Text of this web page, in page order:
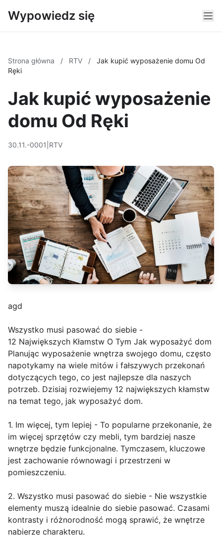
Wypowiedz się
Strona główna / RTV /
Jak kupić wyposażenie domu Od
Ręki
Jak kupić wyposażenie
domu Od Ręki
30.11.-0001 RTV
agd
Wszystko musi pasować do siebie -
12 Największych Kłamstw O Tym Jak wyposażyć dom
Planując wyposażenie wnętrza swojego domu, często
napotykamy na wiele mitów i fałszywych przekonań
dotyczących tego, co jest najlepsze dla naszych
potrzeb. Dzisiaj rozwiejemy 12 największych kłamstw
na temat tego, jak wyposażyć dom.
1. Im więcej, tym lepiej - To popularne przekonanie, że
im więcej sprzętów czy mebli, tym bardziej nasze
wnętrze będzie funkcjonalne. Tymczasem, kluczowe
jest zachowanie równowagi i przestrzeni w
pomieszczeniu.
2. Wszystko musi pasować do siebie - Nie wszystkie
elementy muszą idealnie do siebie pasować. Czasami
kontrasty i różnorodność mogą sprawić, że wnętrze
nabierze charakteru.